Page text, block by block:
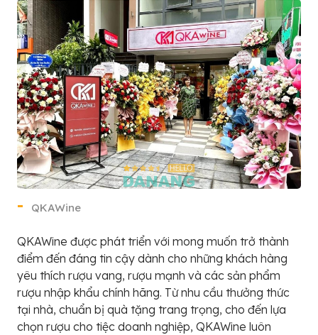
QKAWine
QKAWine được phát triển với mong muốn trở thành
điểm đến đáng tin cậy dành cho những khách hàng
yêu thích rượu vang, rượu mạnh và các sản phẩm
rượu nhập khẩu chính hãng. Từ nhu cầu thưởng thức
tại nhà, chuẩn bị quà tặng trang trọng, cho đến lựa
chọn rượu cho tiệc doanh nghiệp, QKAWine luôn